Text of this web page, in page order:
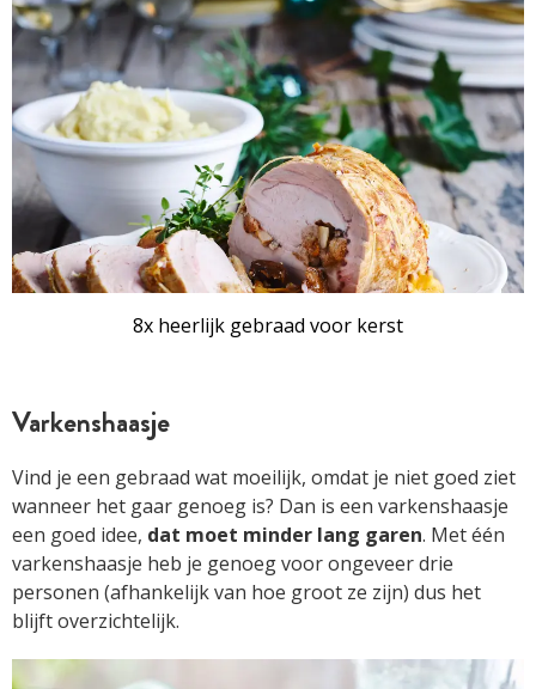
8x heerlijk gebraad voor kerst
Varkenshaasje
Vind je een gebraad wat moeilijk, omdat je niet goed ziet
wanneer het gaar genoeg is? Dan is een varkenshaasje
een goed idee, dat moet minder lang garen. Met één
varkenshaasje heb je genoeg voor ongeveer drie
personen (afhankelijk van hoe groot ze zijn) dus het
blijft overzichtelijk.